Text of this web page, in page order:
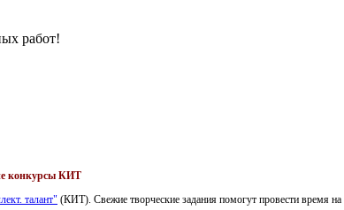
работ!
конкурсы КИТ
талант" (КИТ). Свежие творческие задания помогут провести время на